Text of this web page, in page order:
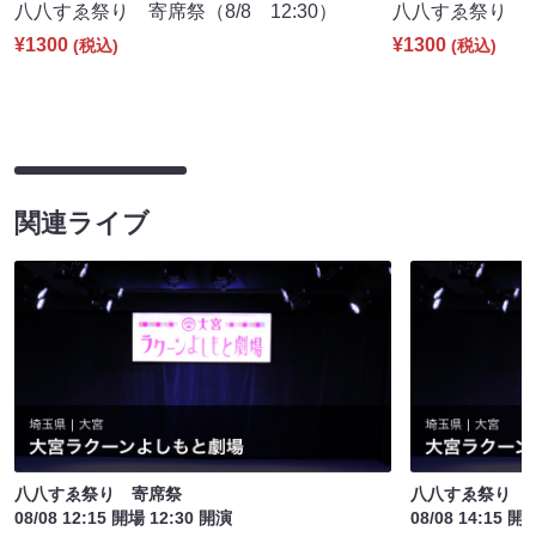
八八すゑ祭り 寄席祭（8/8 12:30）
¥1300 (税込)
八八すゑ祭り
¥1300 (税込)
関連ライブ
八八すゑ祭り 寄席祭
08/08 12:15 開場 12:30 開演
八八すゑ祭り
08/08 14:15 開